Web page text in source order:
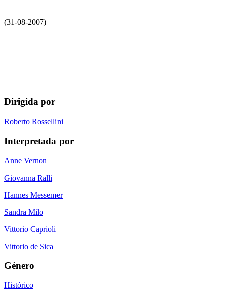
(31-08-2007)
Dirigida por
Roberto Rossellini
Interpretada por
Anne Vernon
Giovanna Ralli
Hannes Messemer
Sandra Milo
Vittorio Caprioli
Vittorio de Sica
Género
Histórico